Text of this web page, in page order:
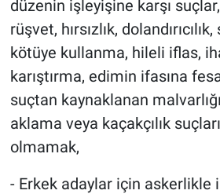
düzenin işleyişine karşı
rüşvet, hırsızlık,
kötüye kullanma, hileli iflas,
karıştırma, edimin ifasına
suçtan kaynaklanan
aklama veya kaçakçılık
olmamak,
- Erkek adaylar için askerlikle